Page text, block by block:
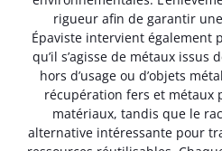
rigueur afin de garantir
Épaviste intervient également
qu’il s’agisse de métaux issus
hors d’usage ou d’objets
récupération fers et métaux
matériaux, tandis que le
alternative intéressante pour